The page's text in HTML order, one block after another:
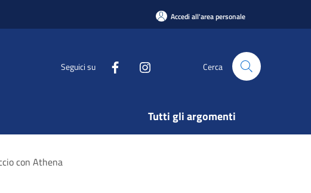
Accedi all'area personale
Seguici su Cerca
Tutti gli argomenti
con Athena